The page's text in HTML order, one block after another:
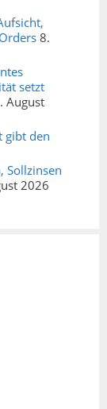
8.
setzt
August
gibt den
Sollzinsen
2026